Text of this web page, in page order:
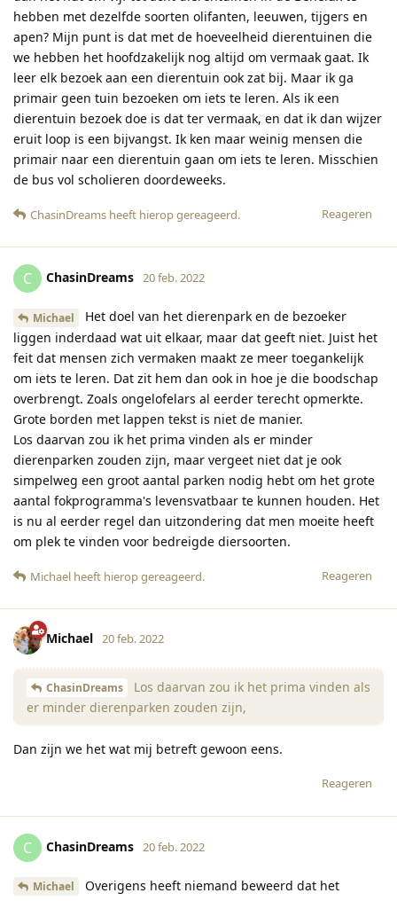
hebben met dezelfde soorten olifanten, leeuwen, tijgers en
apen? Mijn punt is dat met de hoeveelheid dierentuinen die
we hebben het hoofdzakelijk nog altijd om vermaak gaat. Ik
leer elk bezoek aan een dierentuin ook zat bij. Maar ik ga
primair geen tuin bezoeken om iets te leren. Als ik een
dierentuin bezoek doe is dat ter vermaak, en dat ik dan wijzer
eruit loop is een bijvangst. Ik ken maar weinig mensen die
primair naar een dierentuin gaan om iets te leren. Misschien
de bus vol scholieren doordeweeks.
Reageren
ChasinDreams heeft hierop gereageerd.
C ChasinDreams 20 feb. 2022
Michael
Het doel van het dierenpark en de bezoeker
liggen inderdaad wat uit elkaar, maar dat geeft niet. Juist het
feit dat mensen zich vermaken maakt ze meer toegankelijk
om iets te leren. Dat zit hem dan ook in hoe je die boodschap
overbrengt. Zoals ongelofelars al eerder terecht opmerkte.
Grote borden met lappen tekst is niet de manier.
Los daarvan zou ik het prima vinden als er minder
dierenparken zouden zijn, maar vergeet niet dat je ook
simpelweg een groot aantal parken nodig hebt om het grote
aantal fokprogramma's levensvatbaar te kunnen houden. Het
is nu al eerder regel dan uitzondering dat men moeite heeft
om plek te vinden voor bedreigde diersoorten.
Reageren
Michael heeft hierop gereageerd.
Michael 20 feb. 2022
ChasinDreams
Los daarvan zou ik het prima vinden als
er minder dierenparken zouden zijn,
Dan zijn we het wat mij betreft gewoon eens.
Reageren
C ChasinDreams 20 feb. 2022
Michael
Overigens heeft niemand beweerd dat het